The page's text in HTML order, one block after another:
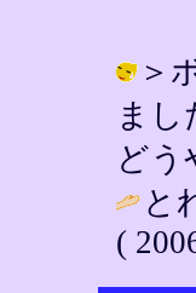
＞
ま
どう
と
(